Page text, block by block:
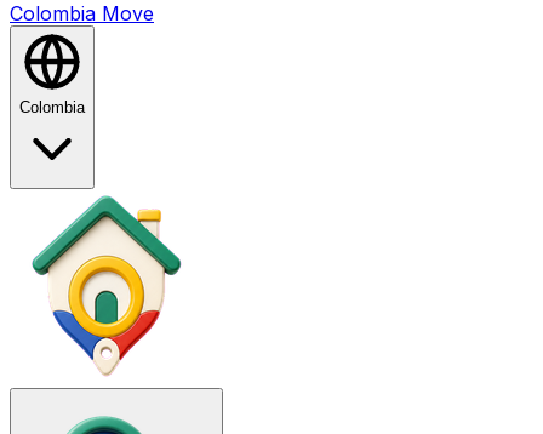
Colombia Move
Colombia